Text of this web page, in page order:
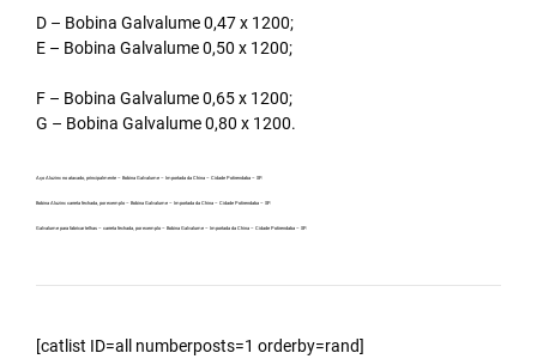
D – Bobina Galvalume 0,47 x 1200;
E – Bobina Galvalume 0,50 x 1200;
F – Bobina Galvalume 0,65 x 1200;
G – Bobina Galvalume 0,80 x 1200.
Aço Aluzinc no atacado, principalmente – Bobina Galvalume – Importada da China – Cidade Potirendaba – SP.
Bobina Aluzinc carreta fechada, por exemplo – Bobina Galvalume – Importada da China – Cidade Potirendaba – SP.
Galvalume para fabricar telhas – carreta fechada, por exemplo – Bobina Galvalume – Importada da China – Cidade Potirendaba – SP.
[catlist ID=all numberposts=1 orderby=rand]